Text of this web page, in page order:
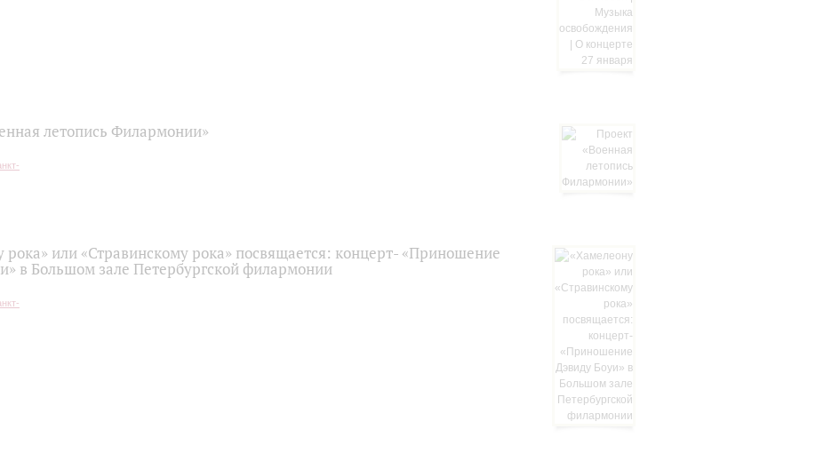
летопись Филармонии»
рока» или «Стравинскому рока» посвящается: концерт- «Приношение
в Большом зале Петербургской филармонии